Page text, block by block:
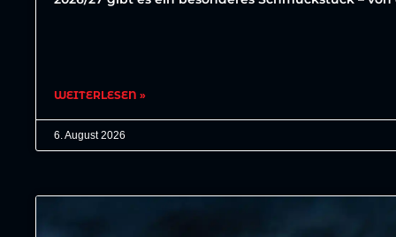
WEITERLESEN »
6. August 2026